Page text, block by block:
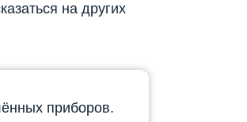
на других
приборов.